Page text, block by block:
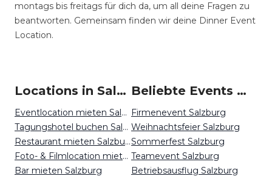
montags bis freitags für dich da, um all deine Fragen zu
beantworten. Gemeinsam finden wir deine Dinner Event
Location.
Locations in Salzburg mieten
Eventlocation mieten Salzburg
Tagungshotel buchen Salzburg
Restaurant mieten Salzburg
Foto- & Filmlocation mieten Salzburg
Bar mieten Salzburg
Beliebte Events in Salzburg
Firmenevent Salzburg
Weihnachtsfeier Salzburg
Sommerfest Salzburg
Teamevent Salzburg
Betriebsausflug Salzburg